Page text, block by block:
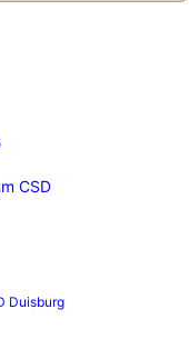
Duisburg